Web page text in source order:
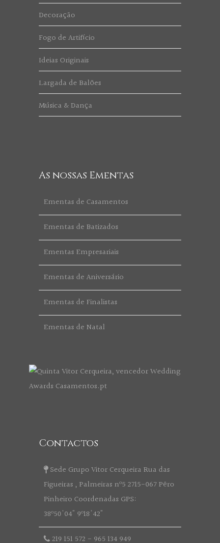
Decoração
Fogo de Artifício
Ideias Originais
Largada de Balões
Música & Dança
As nossas Ementas
Ementas de Casamentos
Ementas de Batizados
Ementas Empresariais
Ementas de Aniversário
Ementas de Finalistas
Ementas de Natal
Contactos
Sede Grupo Vitor Cerqueira Rua das
Figueiras , Palmeiras nº5 2715-067 Pêro
Pinheiro Coordenadas GPS:
38º50'04" 9º18'42"
219 151 572 - 965 134 949